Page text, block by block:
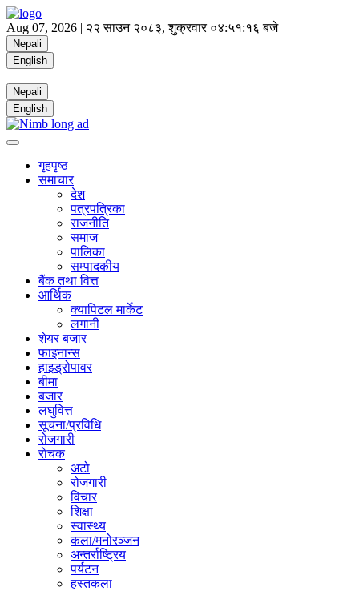
Aug 07, 2026 | २२ साउन २०८३, शुक्रवार ०४:५१:१६ बजे
Nepali
English
Nepali
English
गृहपृष्ठ
समाचार
देश
पत्रपत्रिका
राजनीति
समाज
पालिका
सम्पादकीय
बैंक तथा वित्त
आर्थिक
क्यापिटल मार्केट
लगानी
शेयर बजार
फाइनान्स
हाइड्रोपावर
बीमा
बजार
लघुवित्त
सूचना/प्रविधि
रोजगारी
राेचक
अटो
रोजगारी
विचार
शिक्षा
स्वास्थ्य
कला/मनोरञ्जन
अन्तर्राष्ट्रिय
पर्यटन
हस्तकला